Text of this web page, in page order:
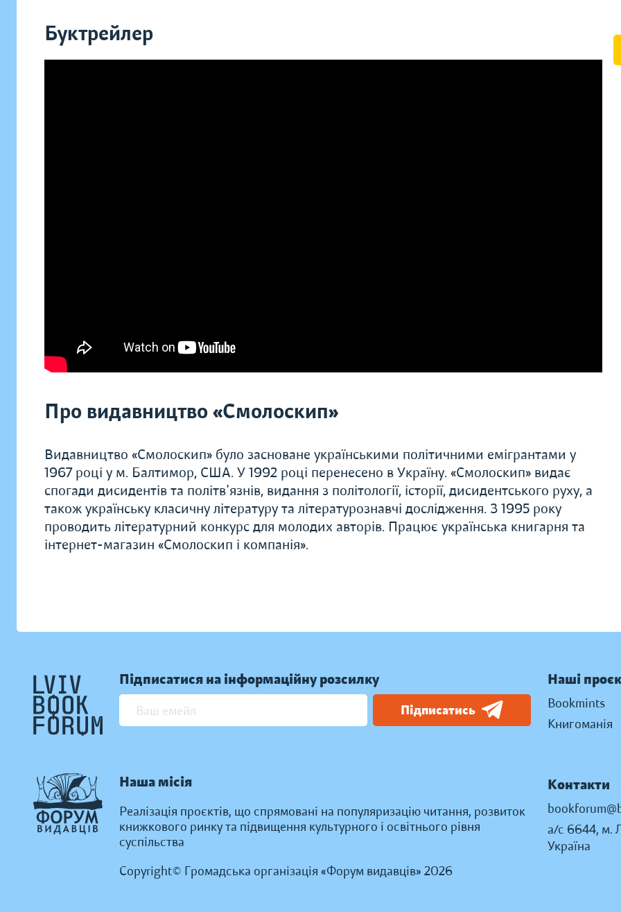
Буктрейлер
Про видавництво «Смолоскип»
Видавництво «Смолоскип» було засноване українськими політичними емігрантами у
1967 році у м. Балтимор, США. У 1992 році перенесено в Україну. «Смолоскип» видає
спогади дисидентів та політв'язнів, видання з політології, історії, дисидентського руху, а
також українську класичну літературу та літературознавчі дослідження. З 1995 року
проводить літературний конкурс для молодих авторів. Працює українська книгарня та
інтернет-магазин «Смолоскип і компанія».
Підписатися на інформаційну розсилку
Підписатись
Наша місія
Реалізація проєктів, що спрямовані на популяризацію читання, розвиток
книжкового ринку та підвищення культурного і освітнього рівня
суспільства
Copyright© Громадська організація «Форум видавців» 2026
Наші
Bookmints
Книгоманія
Контакти
а/с 6644, м.
Україна